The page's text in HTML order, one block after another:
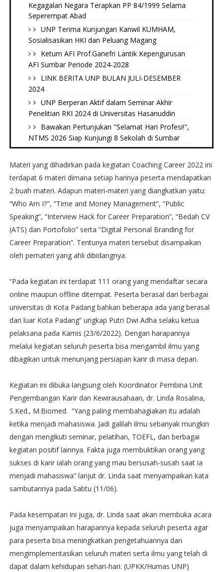
Kegagalan Negara Terapkan PP 84/1999 Selama
Seperempat Abad
UNP Terima Kunjungan Kanwil KUMHAM,
Sosialisasikan HKI dan Peluang Magang
Ketum AFI Prof.Ganefri Lantik Kepengurusan
AFI Sumbar Periode 2024-2028
LINK BERITA UNP BULAN JULI-DESEMBER
2024
UNP Berperan Aktif dalam Seminar Akhir
Penelitian RKI 2024 di Universitas Hasanuddin
Bawakan Pertunjukan "Selamat Hari Profesi!",
NTMS 2026 Siap Kunjungi 8 Sekolah di Sumbar
Materi yang dihadirkan pada kegiatan Coaching Career 2022 ini
terdapat 6 materi dimana setiap harinya peserta mendapatkan
2 buah materi. Adapun materi-materi yang diangkatkan yaitu:
“Who Am I?", “Time and Money Management”, “Public
Speaking”, “Interview Hack for Career Preparation”, “Bedah CV
(ATS) dan Portofolio” serta “Digital Personal Branding for
Career Preparation”. Tentunya materi tersebut disampaikan
oleh pemateri yang ahli dibidangnya.
“Pada kegiatan ini terdapat 111 orang yang mendaftar secara
online maupun offline ditempat. Peserta berasal dari berbagai
universitas di Kota Padang bahkan beberapa ada yang berasal
dari luar Kota Padang” ungkap Putri Dwi Adha selaku ketua
pelaksana pada Kamis (23/6/2022). Dengan harapannya
melalui kegiatan seluruh peserta bisa mengambil ilmu yang
dibagikan untuk menunjang persiapan karir di masa depan.
Kegiatan ini dibuka langsung oleh Koordinator Pembina Unit
Pengembangan Karir dan Kewirausahaan, dr. Linda Rosalina,
S.Ked., M.Biomed. “Yang paling membahagiakan itu adalah
ketika menjadi mahasiswa. Jadi galilah ilmu sebanyak mungkin
dengan mengikuti seminar, pelatihan, TOEFL, dan berbagai
kegiatan positif lainnya. Fakta juga membuktikan orang yang
sukses di karir ialah orang yang mau bersusah-susah saat ia
menjadi mahasiswa” lanjut dr. Linda saat menyampaikan kata
sambutannya pada Sabtu (11/06).
Pada kesempatan ini juga, dr. Linda saat akan membuka acara
juga menyampaikan harapannya kepada seluruh peserta agar
para peserta bisa meningkatkan pengetahuannya dan
mengimplementasikan seluruh materi serta ilmu yang telah di
dapat dalam kehidupan sehari-hari. (UPKK/Humas UNP)